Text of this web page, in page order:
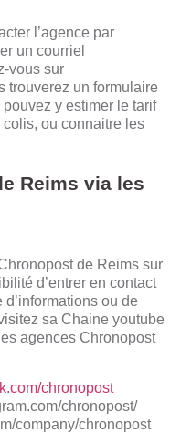
l’agence par
un courriel
vous sur
trouverez un formulaire
y estimer le tarif
colis, ou connaitre les
Reims via les
de Reims sur
d’entrer en contact
ou de
sa Chaine youtube
agences Chronopost
chronopost
chronopost/
company/chronopost